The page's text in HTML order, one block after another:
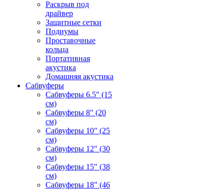
Раскрыв под
драйвер
Защитные сетки
Подиумы
Проставочные
кольца
Портативная
акустика
Домашняя акустика
Сабвуферы
Сабвуферы 6.5" (15
см)
Сабвуферы 8" (20
см)
Сабвуферы 10" (25
см)
Сабвуферы 12" (30
см)
Сабвуферы 15" (38
см)
Сабвуферы 18" (46